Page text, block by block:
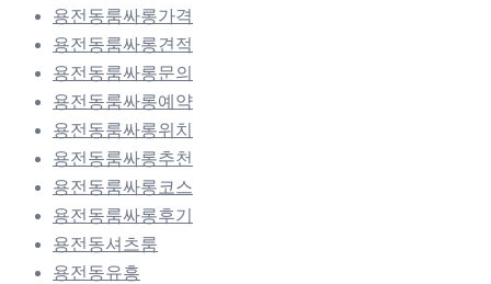
용전동룸싸롱가격
용전동룸싸롱견적
용전동룸싸롱문의
용전동룸싸롱예약
용전동룸싸롱위치
용전동룸싸롱추천
용전동룸싸롱코스
용전동룸싸롱후기
용전동셔츠룸
용전동유흥